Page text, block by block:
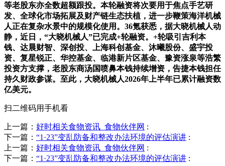
等老股东亦全数超额跟投。本轮融资将次要用于焦点手艺研
发、全球化市场拓展及财产链生态扶植，进一步鞭策海洋机械
人正在复杂水景中的规模化使用。36氪获悉，据大晓机械人动
静，近日，“大晓机械人”已完成+轮融资。+轮吸引吉利本
钱、达晨财智、深创投、上海科创基金、沐曦股份、盛宇投
资、复星锐正、华控基金、临港新片区基金、豫资涨泉等浩繁
投资方支撑，老股东商汤国喷鼻本钱持续增资，告捷本钱担任
持久财政参谋。至此，大晓机械人2026年上半年已累计融资数
亿美元。
扫二维码用手机看
上一篇： 好时相关食物资讯_食物伙伴网 :
下一篇： “1·23”变乱防备和整改办法环境的评估演讲 :
上一篇： 好时相关食物资讯_食物伙伴网 :
下一篇： “1·23”变乱防备和整改办法环境的评估演讲 :